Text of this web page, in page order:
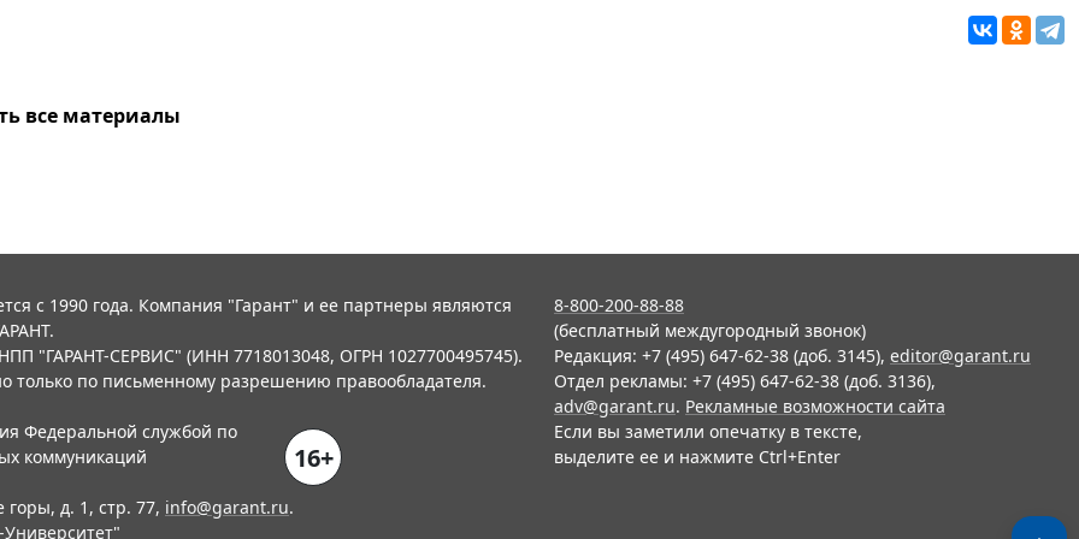
все материалы
с 1990 года. Компания "Гарант" и ее партнеры являются
"ГАРАНТ-СЕРВИС" (ИНН 7718013048, ОГРН 1027700495745).
только по письменному разрешению правообладателя.
Федеральной службой по
коммуникаций
16+
д. 1, стр. 77, info@garant.ru.
Университет"
8-800-200-88-88
(бесплатный междугородный звонок)
Редакция: +7 (495) 647-62-38 (доб. 3145), editor@garant.ru
Отдел рекламы: +7 (495) 647-62-38 (доб. 3136),
adv@garant.ru. Рекламные возможности сайта
Если вы заметили опечатку в тексте,
выделите ее и нажмите Ctrl+Enter